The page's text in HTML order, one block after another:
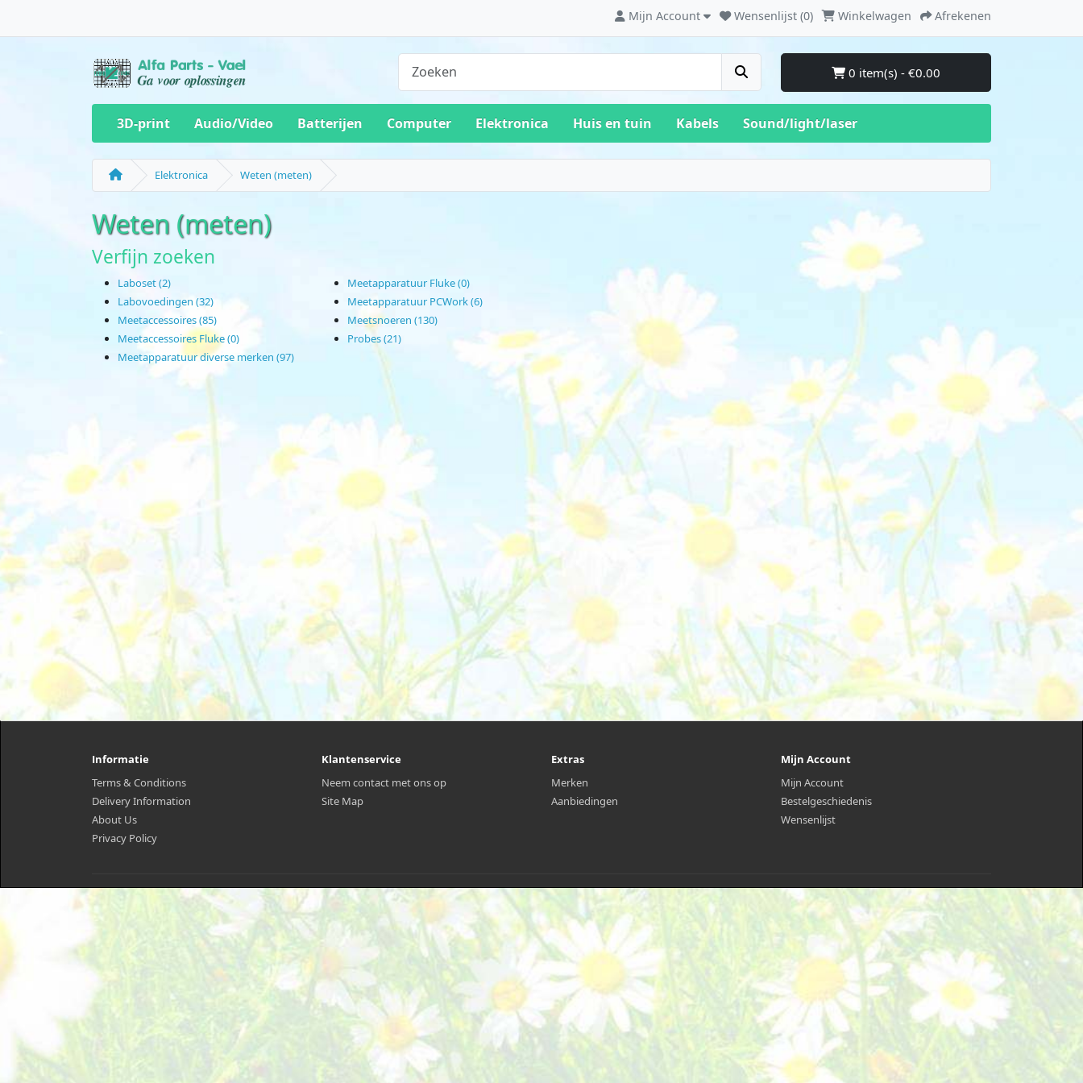
Mijn Account Wensenlijst (0) Winkelwagen Afrekenen
0 item(s) - €0.00
3D-print Audio/Video Batterijen Computer Elektronica Huis en tuin Kabels Sound/light/laser
Elektronica Weten (meten)
Weten (meten)
Verfijn zoeken
Laboset (2)
Labovoedingen (32)
Meetaccessoires (85)
Meetaccessoires Fluke (0)
Meetapparatuur diverse merken (97)
Meetapparatuur Fluke (0)
Meetapparatuur PCWork (6)
Meetsnoeren (130)
Probes (21)
Informatie
Terms & Conditions
Delivery Information
About Us
Privacy Policy
Klantenservice
Neem contact met ons op
Site Map
Extras
Merken
Aanbiedingen
Mijn Account
Mijn Account
Bestelgeschiedenis
Wensenlijst